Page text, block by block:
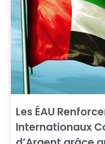
Les ÉAU
Internationaux